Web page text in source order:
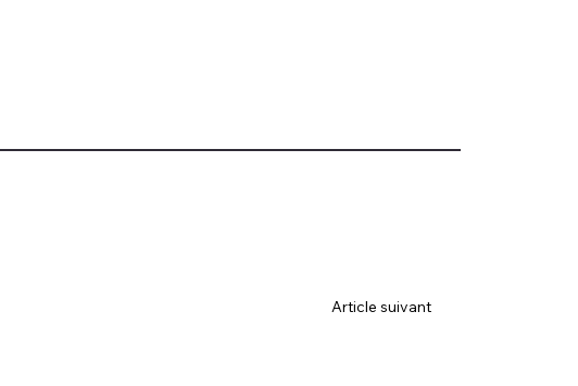
Article suivant